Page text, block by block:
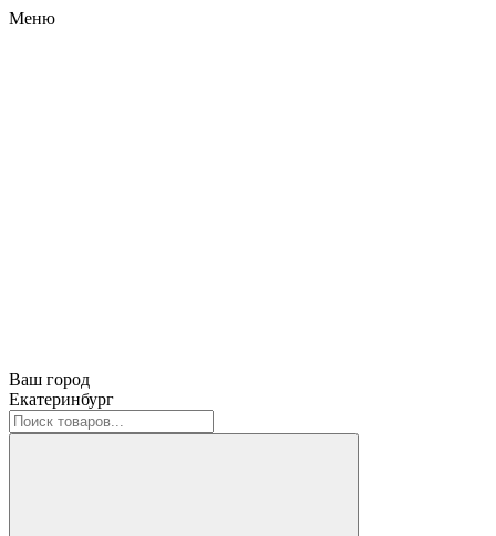
Меню
Ваш город
Екатеринбург